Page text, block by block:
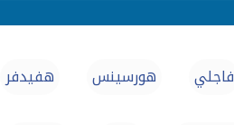
فاجلي هورسينس هفيدفر